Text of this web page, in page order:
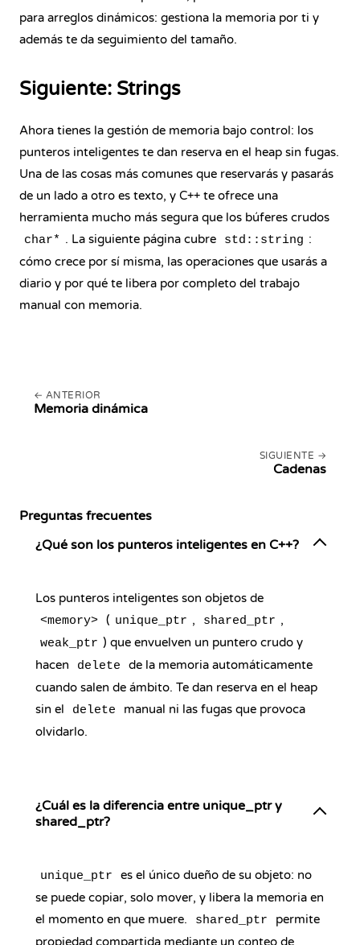
para arreglos dinámicos: gestiona la memoria por ti y
además te da seguimiento del tamaño.
Siguiente: Strings
Ahora tienes la gestión de memoria bajo control: los
punteros inteligentes te dan reserva en el heap sin fugas.
Una de las cosas más comunes que reservarás y pasarás
de un lado a otro es texto, y C++ te ofrece una
herramienta mucho más segura que los búferes crudos
char* . La siguiente página cubre std::string :
cómo crece por sí misma, las operaciones que usarás a
diario y por qué te libera por completo del trabajo
manual con memoria.
ANTERIOR
Memoria dinámica
SIGUIENTE
Cadenas
Preguntas frecuentes
¿Qué son los punteros inteligentes en C++?
Los punteros inteligentes son objetos de
<memory> ( unique_ptr , shared_ptr ,
weak_ptr ) que envuelven un puntero crudo y
hacen
delete
de la memoria automáticamente
cuando salen de ámbito. Te dan reserva en el heap
sin el
delete
manual ni las fugas que provoca
olvidarlo.
¿Cuál es la diferencia entre unique_ptr y
shared_ptr?
unique_ptr
es el único dueño de su objeto: no
se puede copiar, solo mover, y libera la memoria en
el momento en que muere.
shared_ptr
permite
propiedad compartida mediante un conteo de